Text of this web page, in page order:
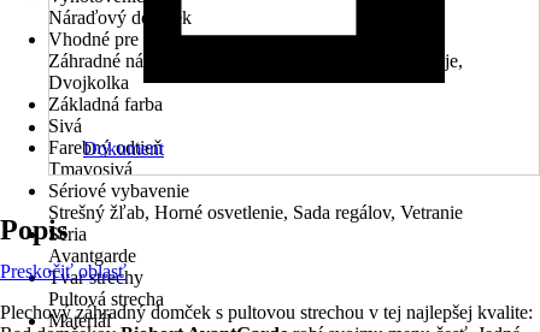
Náraďový domček
Vhodné pre
Záhradné náradie, Záhradný nábytok, Záhradné stroje,
Dvojkolka
Základná farba
Sivá
Farebný odtieň
Tmavosivá
Sériové vybavenie
Strešný žľab, Horné osvetlenie, Sada regálov, Vetranie
Séria
Avantgarde
Tvar strechy
Pultová strecha
Materiál
Dokument
Popis
Preskočiť oblasť
Plechový záhradný domček s pultovou strechou v tej najlepšej kvalite: